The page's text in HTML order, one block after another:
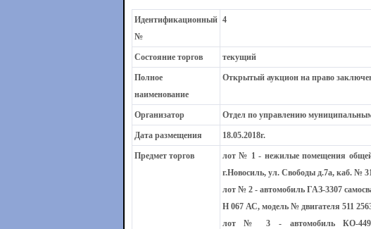
Идентификационный
№
4
Состояние торгов текущий
Полное
наименование
Открытый аукцион на право
Организатор Отдел по управлению
Дата размещения 18.05.2018г.
Предмет торгов лот № 1- нежилые помещения общей
г.Новосиль, ул. Свободы д.7а, каб. №
лот № 2 - автомобиль ГАЗ-3307
Н 067 АС, модель № двигателя 511
лот № 3 - автомобиль КО-